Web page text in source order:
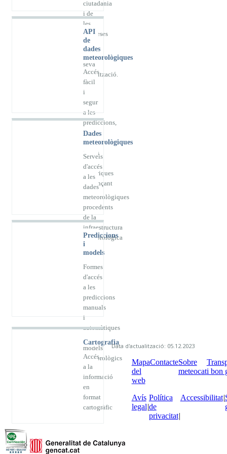
ciutadania
i de
les
empreses
per
seva
reutilització.
API
de
dades
meteorològiques
Accés
fàcil
i
segur
a les
prediccions,
dades
en
temps
real i
històriques
mitjançant
API
Dades
meteorològiques
Serveis
d'accés
a les
dades
meteorològiques
procedents
de la
infraestructura
meteorològica
Prediccions
i
models
Formes
d'accés
a les
prediccions
manuals
i
automàtiques
dels
models
meteorològics
Cartografia
Accés
a la
informació
en
format
cartogràfic
Data d'actualització: 05.12.2023
Mapa
del
web
ContacteSobre
meteocati bon
Avís
legal
Política
de
privacitat
Accessibilitat